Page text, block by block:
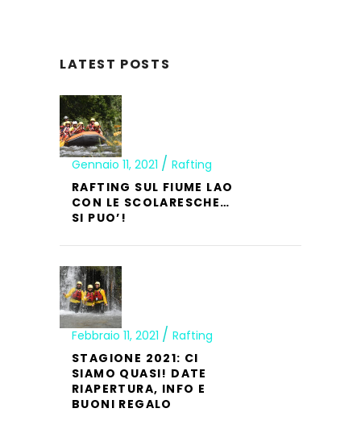
LATEST POSTS
Gennaio 11, 2021
Rafting
RAFTING SUL FIUME LAO
CON LE SCOLARESCHE…
SI PUO’!
Febbraio 11, 2021
Rafting
STAGIONE 2021: CI
SIAMO QUASI! DATE
RIAPERTURA, INFO E
BUONI REGALO